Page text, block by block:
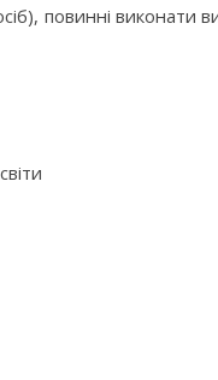
повинні виконати